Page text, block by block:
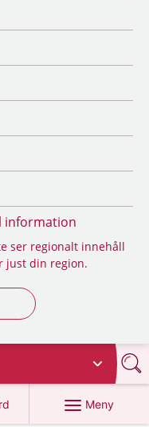
information
ser regionalt innehåll
just din region.
Meny